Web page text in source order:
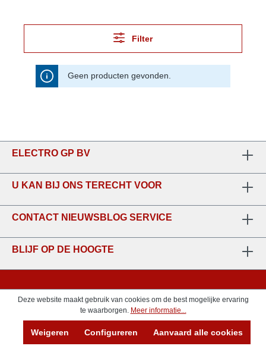
Filter
Geen producten gevonden.
ELECTRO GP BV
U KAN BIJ ONS TERECHT VOOR
CONTACT NIEUWSBLOG SERVICE
BLIJF OP DE HOOGTE
Deze website maakt gebruik van cookies om de best mogelijke ervaring
te waarborgen. Meer informatie...
Weigeren Configureren Aanvaard alle cookies